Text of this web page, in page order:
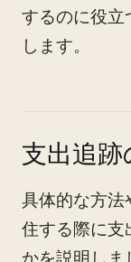
するのに役立
します。
支出追
具体的な方法
住する際に支